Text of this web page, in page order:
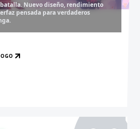
Nuevo diseño, rendimiento
pensada para verdaderos
legendarios. Recarga tus monedas
más exclusivo sin límites.
Experiencia sin anuncios,
y acceso anticipado.